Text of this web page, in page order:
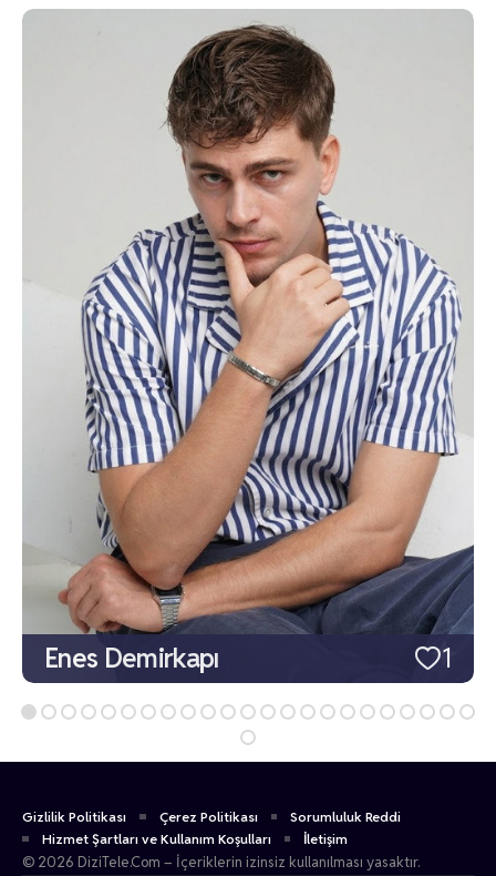
1
Enes Demirkapı
Gizlilik Politikası Çerez Politikası
Sorumluluk Reddi
Hizmet Şartları ve Kullanım Koşulları
İletişim
© 2026 DiziTele.Com – İçeriklerin izinsiz kullanılması yasaktır.